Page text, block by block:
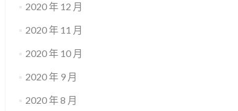
2020 年 12 月
2020 年 11 月
2020 年 10 月
2020 年 9 月
2020 年 8 月